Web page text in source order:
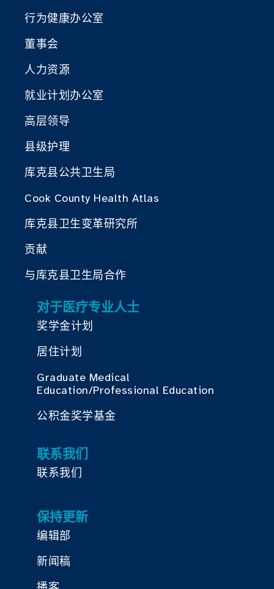
行为健康办公室
董事会
人力资源
就业计划办公室
高层领导
县级护理
库克县公共卫生局
Cook County Health Atlas
库克县卫生变革研究所
贡献
与库克县卫生局合作
对于医疗专业人士
奖学金计划
居住计划
Graduate Medical
Education/Professional Education
公积金奖学基金
联系我们
联系我们
保持更新
编辑部
新闻稿